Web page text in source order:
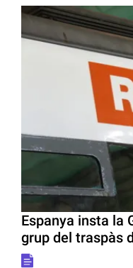
Espanya insta la
grup del traspàs